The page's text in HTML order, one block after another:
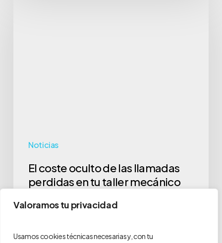
Valoramos tu privacidad
Usamos cookies técnicas necesarias y, con tu
Noticias
mecánico
El coste oculto de las llamadas
perdidas en tu taller mecánico
sonar. Un cliente nuevo…
optimaproia